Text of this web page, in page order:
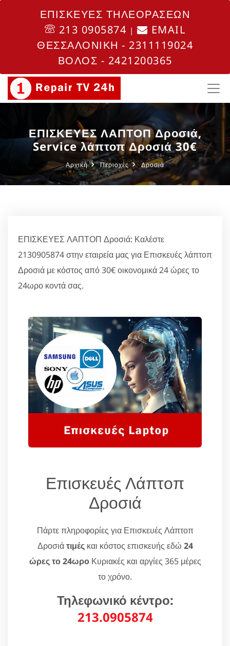
ΕΠΙΣΚΕΥΕΣ ΤΗΛΕΟΡΑΣΕΩΝ
213 0905874 |
EMAIL
ΘΕΣΣΑΛΟΝΙΚΗ - 2311119024
ΒΟΛΟΣ - 2421200365
ΕΠΙΣΚΕΥΕΣ ΛΑΠΤΟΠ Δροσιά,
Service λάπτοπ Δροσιά 30€
Αρχική Περιοχές Δροσιά
ΕΠΙΣΚΕΥΕΣ ΛΑΠΤΟΠ Δροσιά: Καλέστε
2130905874 στην εταιρεία μας για Επισκευές λάπτοπ
Δροσιά με κόστος από 30€ οικονομικά 24 ώρες το
24ωρο κοντά σας.
Επισκευές Λάπτοπ
Δροσιά
Πάρτε πληροφορίες για Επισκευές Λάπτοπ
Δροσιάτιμέςκαι κόστος επισκευής εδώ 24
ώρες το 24ωροΚυριακές και αργίες 365 μέρες
το χρόνο.
Τηλεφωνικό κέντρο:
213.0905874